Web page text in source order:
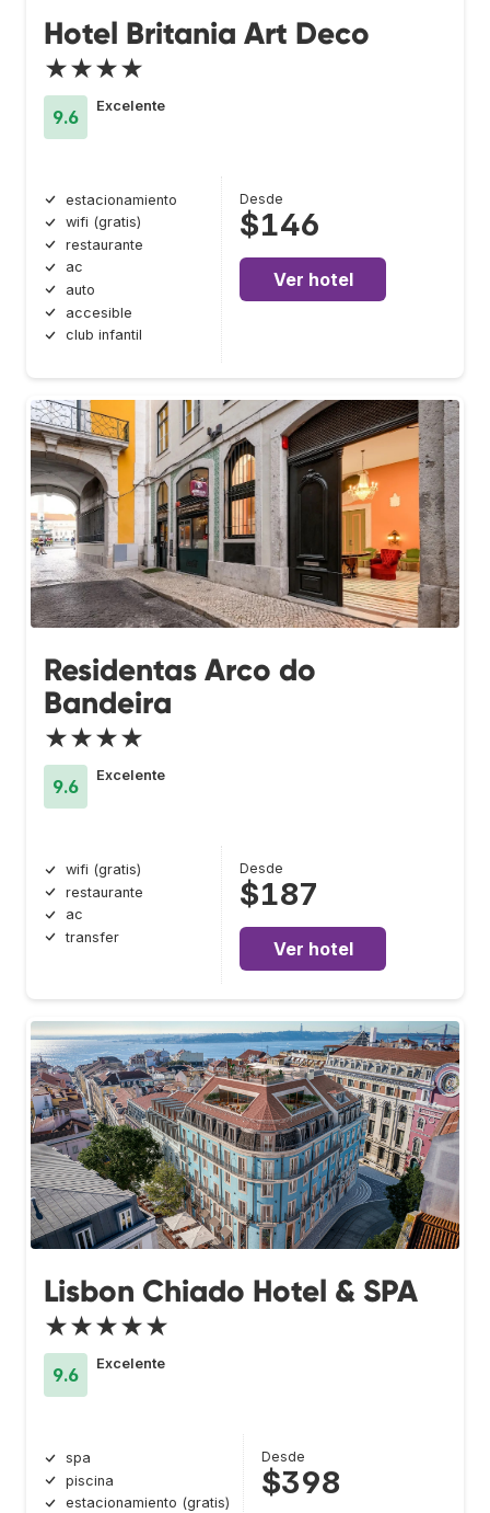
Hotel Britania Art Deco
★★★★
9.6
Excelente
estacionamiento
wifi (gratis)
restaurante
ac
auto
accesible
club infantil
Desde
$146
Ver hotel
Residentas Arco do
Bandeira
★★★★
9.6
Excelente
wifi (gratis)
restaurante
ac
transfer
Desde
$187
Ver hotel
Lisbon Chiado Hotel & SPA
★★★★★
9.6
Excelente
spa
piscina
estacionamiento (gratis)
Desde
$398